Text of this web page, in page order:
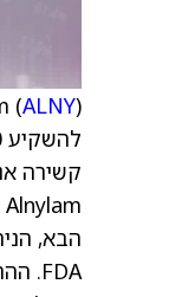
(ALNY